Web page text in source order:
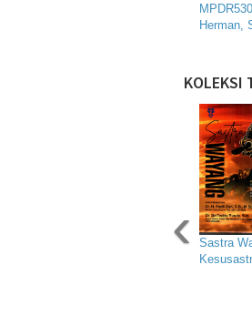
Herman,
KOLEKSI
Sastra
‹